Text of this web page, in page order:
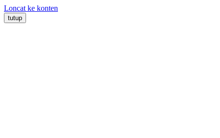
Loncat ke konten
tutup